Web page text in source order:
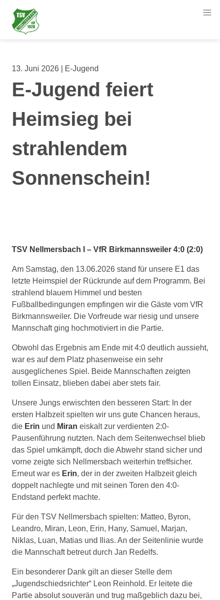
13. Juni 2026 | E-Jugend
E-Jugend feiert
Heimsieg bei
strahlendem
Sonnenschein!
TSV Nellmersbach I – VfR Birkmannsweiler 4:0 (2:0)
Am Samstag, den 13.06.2026 stand für unsere E1 das
letzte Heimspiel der Rückrunde auf dem Programm. Bei
strahlend blauem Himmel und besten
Fußballbedingungen empfingen wir die Gäste vom VfR
Birkmannsweiler. Die Vorfreude war riesig und unsere
Mannschaft ging hochmotiviert in die Partie.
Obwohl das Ergebnis am Ende mit 4:0 deutlich aussieht,
war es auf dem Platz phasenweise ein sehr
ausgeglichenes Spiel. Beide Mannschaften zeigten
tollen Einsatz, blieben dabei aber stets fair.
Unsere Jungs erwischten den besseren Start: In der
ersten Halbzeit spielten wir uns gute Chancen heraus,
die Erin und Miran eiskalt zur verdienten 2:0-
Pausenführung nutzten. Nach dem Seitenwechsel blieb
das Spiel umkämpft, doch die Abwehr stand sicher und
vorne zeigte sich Nellmersbach weiterhin treffsicher.
Erneut war es Erin, der in der zweiten Halbzeit gleich
doppelt nachlegte und mit seinen Toren den 4:0-
Endstand perfekt machte.
Für den TSV Nellmersbach spielten: Matteo, Byron,
Leandro, Miran, Leon, Erin, Hany, Samuel, Marjan,
Niklas, Luan, Matias und Ilias. An der Seitenlinie wurde
die Mannschaft betreut durch Jan Redelfs.
Ein besonderer Dank gilt an dieser Stelle dem
„Jugendschiedsrichter“ Leon Reinhold. Er leitete die
Partie absolut souverän und trug maßgeblich dazu bei,